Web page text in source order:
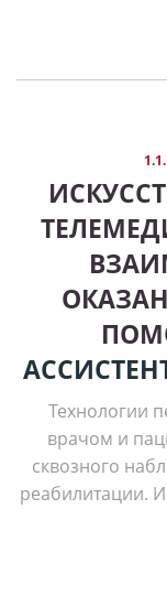
Технологии
врачом и
сквозного
реабилитации.